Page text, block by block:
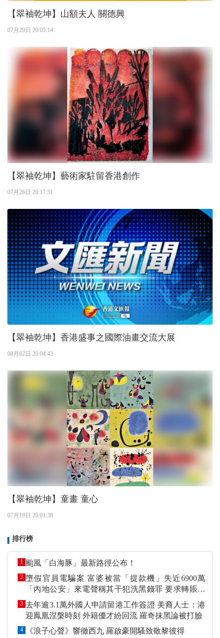
【翠袖乾坤】山額夫人 關德興
07月29日 20:05:14
【翠袖乾坤】藝術家駐留香港創作
07月26日 20:17:51
【翠袖乾坤】香港盛事之國際油畫交流大展
08月02日 20:04:43
【翠袖乾坤】童畫 童心
07月19日 20:01:38
排行榜
1 颱風「白海豚」最新路徑公布！
2 墮假官員電騙案 富婆被當「提款機」失近6900萬
「內地公安」來電聲稱其干犯洗黑錢罪 要求轉賬到
指定戶口作「保證金」
3 去年逾3.1萬外國人申請留港工作簽證 美裔人士：港
迎鳳凰涅槃時刻 外籍優才紛回流 羅奇抹黑論被打臉
4 《浪子心聲》響徹西九 羅啟豪開騷致敬黎彼得